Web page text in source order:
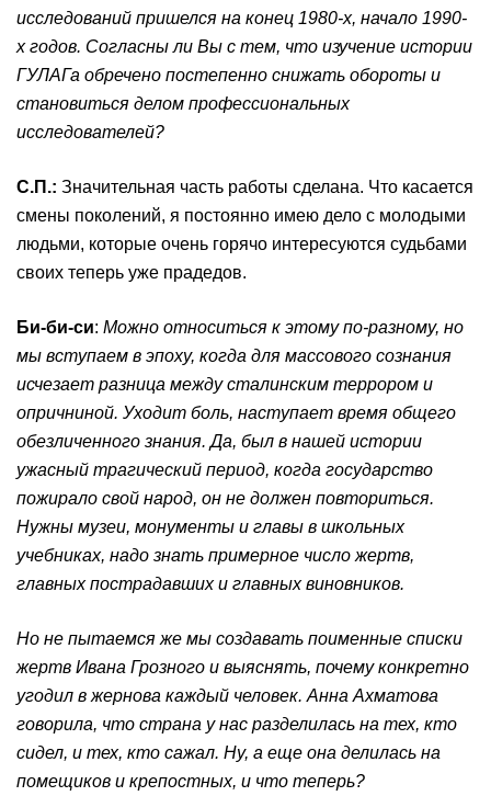
исследований пришелся на конец 1980-х, начало 1990-
х годов. Согласны ли Вы с тем, что изучение истории
ГУЛАГа обречено постепенно снижать обороты и
становиться делом профессиональных
исследователей?
С.П .: Значительная часть работы сделана. Что касается
смены поколений, я постоянно имею дело с молодыми
людьми, которые очень горячо интересуются судьбами
своих теперь уже прадедов.
Би-би-си: Можно относиться к этому по-разному, но
мы вступаем в эпоху, когда для массового сознания
исчезает разница между сталинским террором и
опричниной. Уходит боль, наступает время общего
обезличенного знания. Да, был в нашей истории
ужасный трагический период, когда государство
пожирало свой народ, он не должен повториться.
Нужны музеи, монументы и главы в школьных
учебниках, надо знать примерное число жертв,
главных пострадавших и главных виновников.
Но не пытаемся же мы создавать поименные списки
жертв Ивана Грозного и выяснять, почему конкретно
угодил в жернова каждый человек. Анна Ахматова
говорила, что страна у нас разделилась на тех, кто
сидел, и тех, кто сажал. Ну, а еще она делилась на
помещиков и крепостных, и что теперь?